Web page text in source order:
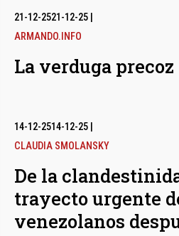
21-12-2521-12-25
ARMANDO.INFO
La verduga precoz
14-12-2514-12-25
CLAUDIA SMOLANSKY
De la
trayecto urgente
venezolanos